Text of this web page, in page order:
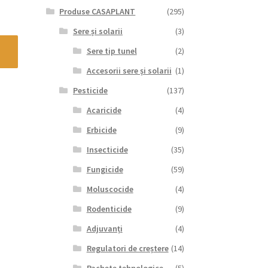
Produse CASAPLANT
(295)
Sere și solarii
(3)
Sere tip tunel
(2)
Accesorii sere și solarii (1)
Pesticide
(137)
Acaricide
(4)
Erbicide
(9)
Insecticide
(35)
Fungicide
(59)
Moluscocide
(4)
Rodenticide
(9)
Adjuvanți
(4)
Regulatori de creștere (14)